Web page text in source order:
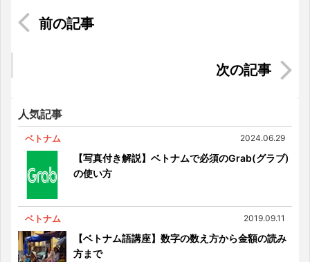
日本人でも打てるのか・・・？？インドネシアの
マレーシア｜予算5万円で何ができる？4つの楽し
人気記事
ベトナム 2024.06.29
【写真付き解説】ベトナムで必須のGrab(グラブ)
の使い方
ベトナム 2019.09.11
【ベトナム語講座】数字の数え方から金額の読み
方まで